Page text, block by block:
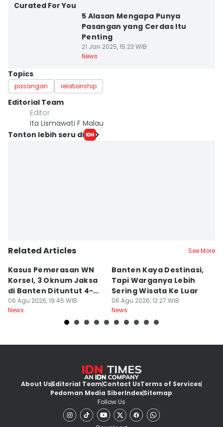
Curated For You
5 Alasan Mengapa Punya
Pasangan yang Cerdas Itu
Penting
21 Jan 2025, 15:23 WIB
News
Topics
pasangan relationship
Editorial Team
Editor
Ita Lismawati F Malau
Tonton lebih seru di
Related Articles See More
Kasus Pemerasan WN
Korsel, 3 Oknum Jaksa
di Banten Dituntut 4-5
Tahun
06 Agu 2026, 19:45 WIB
News
Banten Kaya Destinasi,
Tapi Warganya Lebih
Sering Wisata Ke Luar
06 Agu 2026, 12:27 WIB
News
About UsEditorial TeamContact UsTerms of Services
Pedoman Media SiberIndexSitemap
Follow Us